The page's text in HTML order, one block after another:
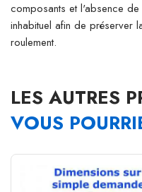
composants et l'absence
inhabituel afin de préserver
roulement.
LES AUTRES
VOUS